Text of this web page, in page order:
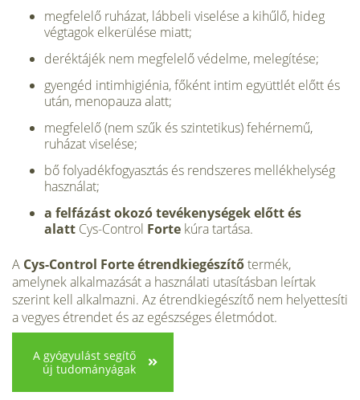
megfelelő ruházat, lábbeli viselése a kihűlő, hideg
végtagok elkerülése miatt;
deréktájék nem megfelelő védelme, melegítése;
gyengéd intimhigiénia, főként intim együttlét előtt és
után, menopauza alatt;
megfelelő (nem szűk és szintetikus) fehérnemű,
ruházat viselése;
bő folyadékfogyasztás és rendszeres mellékhelység
használat;
a felfázást okozó tevékenységek előtt és
alatt Cys-Control Forte kúra tartása.
A Cys-Control Forte étrendkiegészítőtermék,
amelynek alkalmazását a használati utasításban leírtak
szerint kell alkalmazni. Az étrendkiegészítő nem helyettesíti
a vegyes étrendet és az egészséges életmódot.
A gyógyulást segítő
új tudományágak